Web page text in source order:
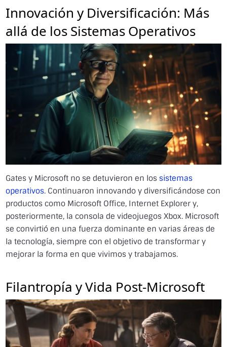
Innovación y Diversificación: Más
allá de los Sistemas Operativos
Gates y Microsoft no se detuvieron en los sistemas
operativos. Continuaron innovando y diversificándose con
productos como Microsoft Office, Internet Explorer y,
posteriormente, la consola de videojuegos Xbox. Microsoft
se convirtió en una fuerza dominante en varias áreas de
la tecnología, siempre con el objetivo de transformar y
mejorar la forma en que vivimos y trabajamos.
Filantropía y Vida Post-Microsoft